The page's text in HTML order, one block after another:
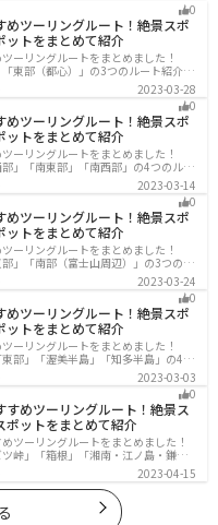
0
めツーリングルート！絶景スポ
ットをまとめて紹介
ーリングルートをまとめました！
「東部（都心）」の3つのルート紹介し
多摩の自然、東に行けば都心スポッ
しめるスポットが多数あります。バ
リングに行く際は参考にしてくださ
2023-03-28
0
めツーリングルート！絶景スポ
ットをまとめて紹介
ーリングルートをまとめました！
部」「南東部」「南西部」の4つのルー
を代表する神社や広大な山や滝、湖
満喫するツーリングができます。バ
リングに行く際は参考にしてくださ
2023-03-14
0
めツーリングルート！絶景スポ
ットをまとめて紹介
ーリングルートをまとめました！
部」「南部（富士山周辺）」の3つのル
士山を中心に自然豊かな景色や食事
が多数あります。バイクで山梨県に
は参考にしてください。
2023-03-24
0
めツーリングルート！絶景スポ
ットをまとめて紹介
ーリングルートをまとめました！
東部」「渥美半島」「知多半島」の4つ
。名古屋周辺の栄えたスポットから
も多数あり、自然・歴史・文化を満
できます。バイクで愛知県にツーリ
にしてください。
2023-03-03
0
すめツーリングルート！絶景ス
ポットをまとめて紹介
ツーリングルートをまとめました！
ツ峠」「箱根」「湘南・江ノ島・鎌
とみらい」の6つのルート紹介しま
ット、歴史ある観光名所、都市部で
スポットまで多数あります。バイク
リングに行く際は参考にしてくださ
2023-04-15